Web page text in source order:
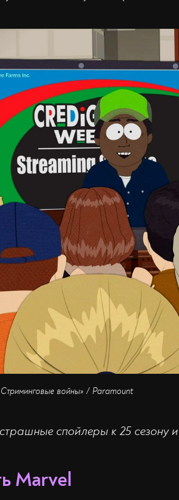
войны» / Paramount
спойлеры к 25 сезону
Marvel